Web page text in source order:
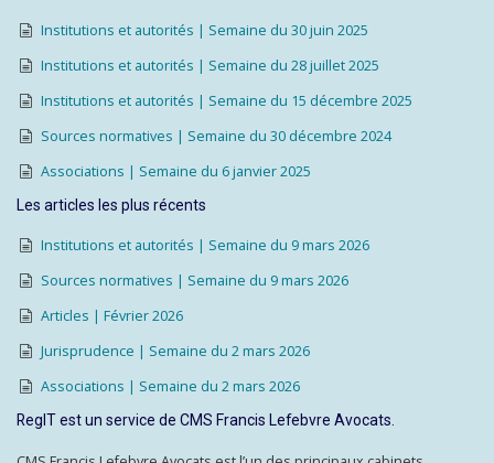
Institutions et autorités | Semaine du 30 juin 2025
Institutions et autorités | Semaine du 28 juillet 2025
Institutions et autorités | Semaine du 15 décembre 2025
Sources normatives | Semaine du 30 décembre 2024
Associations | Semaine du 6 janvier 2025
Les articles les plus récents
Institutions et autorités | Semaine du 9 mars 2026
Sources normatives | Semaine du 9 mars 2026
Articles | Février 2026
Jurisprudence | Semaine du 2 mars 2026
Associations | Semaine du 2 mars 2026
RegIT est un service de CMS Francis Lefebvre Avocats.